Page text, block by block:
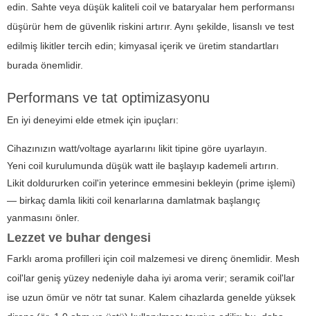
edin. Sahte veya düşük kaliteli coil ve bataryalar hem performansı
düşürür hem de güvenlik riskini artırır. Aynı şekilde, lisanslı ve test
edilmiş likitler tercih edin; kimyasal içerik ve üretim standartları
burada önemlidir.
Performans ve tat optimizasyonu
En iyi deneyimi elde etmek için ipuçları:
Cihazınızın watt/voltage ayarlarını likit tipine göre uyarlayın.
Yeni coil kurulumunda düşük watt ile başlayıp kademeli artırın.
Likit doldururken coil'in yeterince emmesini bekleyin (prime işlemi)
— birkaç damla likiti coil kenarlarına damlatmak başlangıç
yanmasını önler.
Lezzet ve buhar dengesi
Farklı aroma profilleri için coil malzemesi ve direnç önemlidir. Mesh
coil'lar geniş yüzey nedeniyle daha iyi aroma verir; seramik coil'lar
ise uzun ömür ve nötr tat sunar. Kalem cihazlarda genelde yüksek